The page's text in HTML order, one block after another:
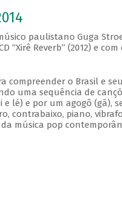
paulistano Guga
“Xirê Reverb” (2012) e
o Brasil e seu
uma sequência de
lé) e por um agogô (gã),
contrabaixo, piano,
música pop